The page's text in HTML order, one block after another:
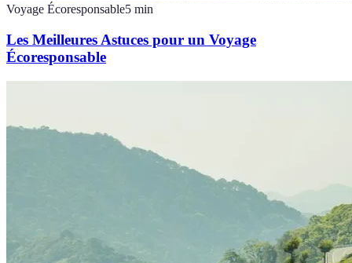
Voyage Écoresponsable5 min
Les Meilleures Astuces pour un Voyage
Écoresponsable